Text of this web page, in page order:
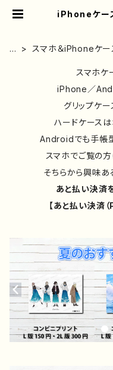
iPhoneケー
れ/イラスト
払い/通
ホ
スマホ＆iPhoneケー
スマホケ
iPhone／
グリップケー
ハードケース
Androidでも手帳
スマホでご覧の
そちらから興味あ
あと払い決済
【あと払い決済